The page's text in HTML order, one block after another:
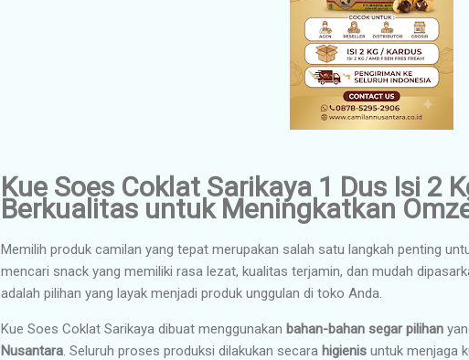
Kue Soes Coklat Sarikaya 1 Dus Isi 2
Berkualitas untuk Meningkatkan
Memilih produk camilan yang tepat merupakan salah satu langkah penting
mencari snack yang memiliki rasa lezat, kualitas terjamin, dan mudah
adalah pilihan yang layak menjadi produk unggulan di toko Anda.
Kue Soes Coklat Sarikaya dibuat menggunakan bahan-bahan segar pilihan
Nusantara. Seluruh proses produksi dilakukan secara higienis untuk menjaga